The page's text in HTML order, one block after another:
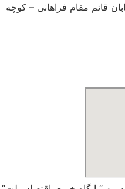
قائم مقام فراهانی – کوچه